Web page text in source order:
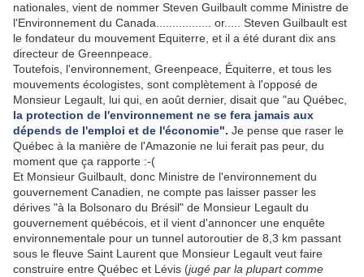
nationales, vient de nommer Steven Guilbault comme Ministre de
l'Environnement du Canada................. or..... Steven Guilbault est
le fondateur du mouvement Equiterre, et il a été durant dix ans
directeur de Greennpeace.
Toutefois, l'environnement, Greenpeace, Équiterre, et tous les
mouvements écologistes, sont complètement à l'opposé de
Monsieur Legault, lui qui, en août dernier, disait que "au Québec,
la protection de l'environnement ne se fera jamais aux
dépends de l'emploi et de l'économie". Je pense que raser le
Québec à la manière de l'Amazonie ne lui ferait pas peur, du
moment que ça rapporte :-(
Et Monsieur Guilbault, donc Ministre de l'environnement du
gouvernement Canadien, ne compte pas laisser passer les
dérives "à la Bolsonaro du Brésil" de Monsieur Legault du
gouvernement québécois, et il vient d'annoncer une enquête
environnementale pour un tunnel autoroutier de 8,3 km passant
sous le fleuve Saint Laurent que Monsieur Legault veut faire
construire entre Québec et Lévis (jugé par la plupart comme